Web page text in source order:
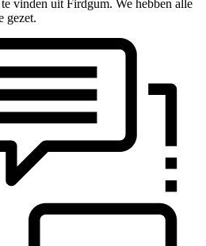
vinden uit Firdgum. We hebben alle
gezet.